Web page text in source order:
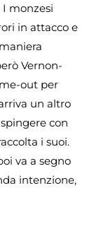
I monzesi
in attacco e
Vernon-
out per
un altro
con
i suoi.
va a segno
intenzione,